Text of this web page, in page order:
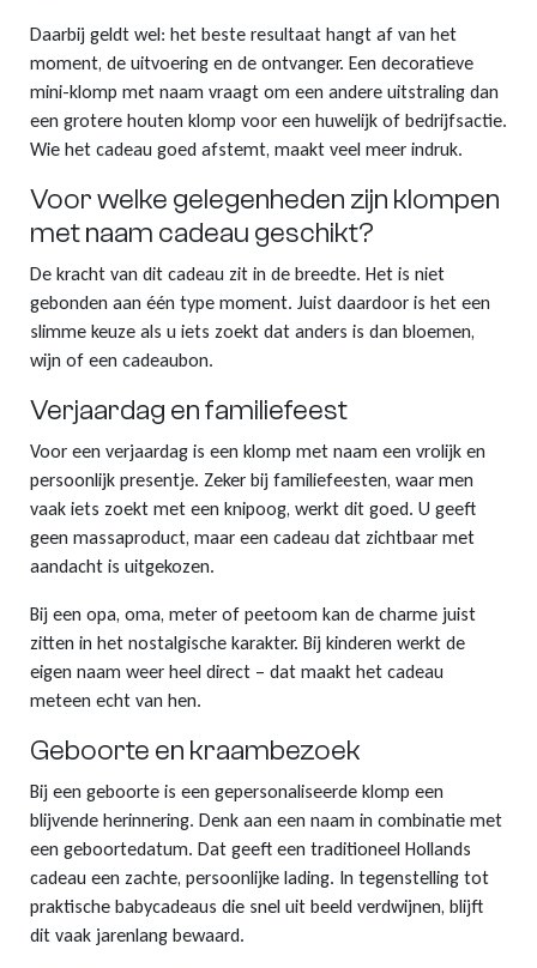
Daarbij geldt wel: het beste resultaat hangt af van het
moment, de uitvoering en de ontvanger. Een decoratieve
mini-klomp met naam vraagt om een andere uitstraling dan
een grotere houten klomp voor een huwelijk of bedrijfsactie.
Wie het cadeau goed afstemt, maakt veel meer indruk.
Voor welke gelegenheden zijn klompen
met naam cadeau geschikt?
De kracht van dit cadeau zit in de breedte. Het is niet
gebonden aan één type moment. Juist daardoor is het een
slimme keuze als u iets zoekt dat anders is dan bloemen,
wijn of een cadeaubon.
Verjaardag en familiefeest
Voor een verjaardag is een klomp met naam een vrolijk en
persoonlijk presentje. Zeker bij familiefeesten, waar men
vaak iets zoekt met een knipoog, werkt dit goed. U geeft
geen massaproduct, maar een cadeau dat zichtbaar met
aandacht is uitgekozen.
Bij een opa, oma, meter of peetoom kan de charme juist
zitten in het nostalgische karakter. Bij kinderen werkt de
eigen naam weer heel direct – dat maakt het cadeau
meteen echt van hen.
Geboorte en kraambezoek
Bij een geboorte is een gepersonaliseerde klomp een
blijvende herinnering. Denk aan een naam in combinatie met
een geboortedatum. Dat geeft een traditioneel Hollands
cadeau een zachte, persoonlijke lading. In tegenstelling tot
praktische babycadeaus die snel uit beeld verdwijnen, blijft
dit vaak jarenlang bewaard.